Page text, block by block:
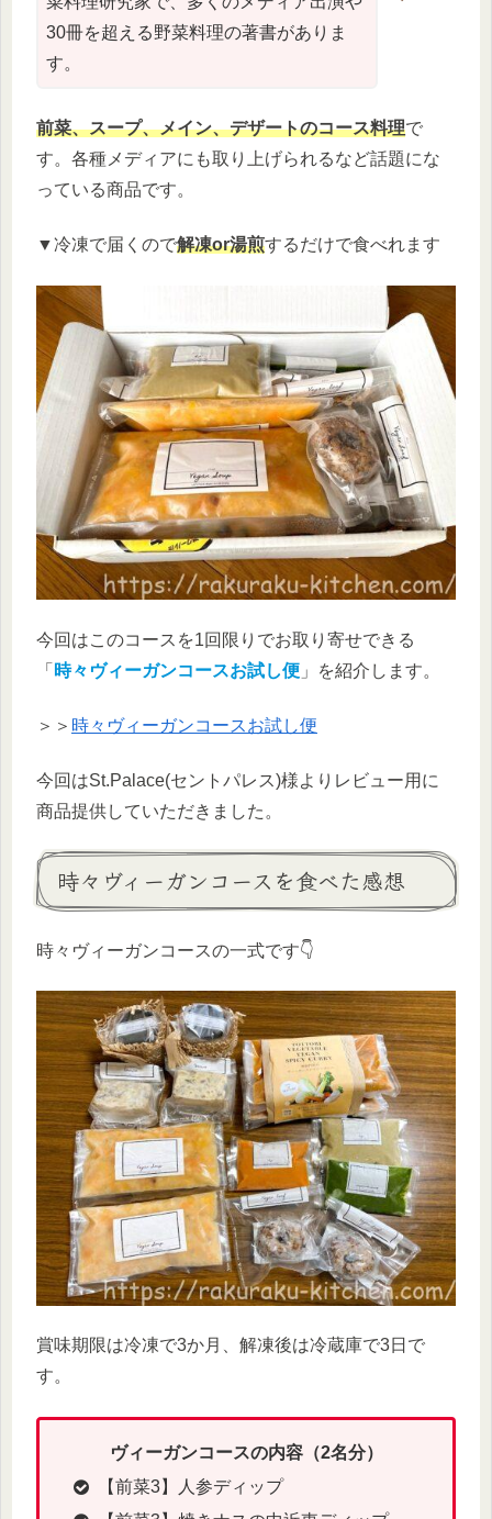
30冊を超える野菜料理の著書がありま
す。
前菜、スープ、メイン、デザートのコース料理で
す。各種メディアにも取り上げられるなど話題にな
っている商品です。
▼冷凍で届くので解凍or湯煎するだけで食べれます
今回はこのコースを1回限りでお取り寄せできる
「 時々ヴィーガンコースお試し便 」を紹介します。
＞＞ 時々ヴィーガンコースお試し便
今回はSt.Palace(セントパレス)様よりレビュー用に
商品提供していただきました。
時々ヴィーガンコースを食べた感想
時々ヴィーガンコースの一式です👇
賞味期限は冷凍で3か月、解凍後は冷蔵庫で3日で
す。
ヴィーガンコースの内容（2名分）
【前菜3】人参ディップ